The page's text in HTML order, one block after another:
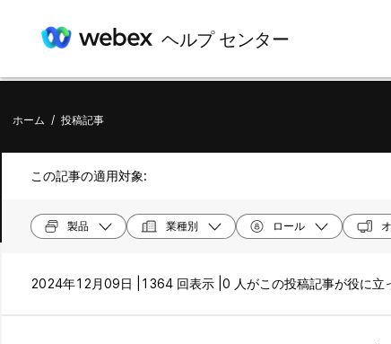
ヘルプ センター
ホーム / 投稿記事
この記事の適用対象:
製品 業種別 ロール
2024年12月09日 | 1364 回表示 | 0 人がこの投稿記事が役に立